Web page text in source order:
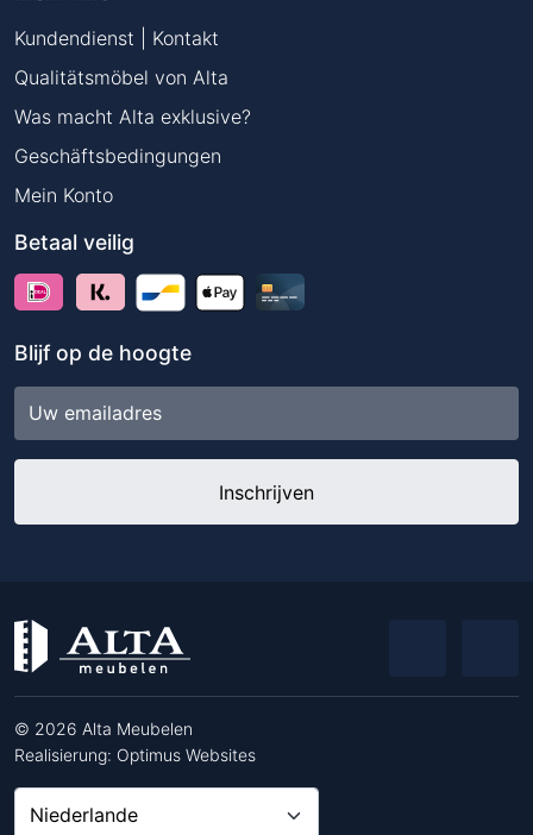
Kundendienst | Kontakt
Qualitätsmöbel von Alta
Was macht Alta exklusive?
Geschäftsbedingungen
Mein Konto
Betaal veilig
Blijf op de hoogte
mailadres
© 2026 Alta Meubelen
Realisierung: Optimus Websites